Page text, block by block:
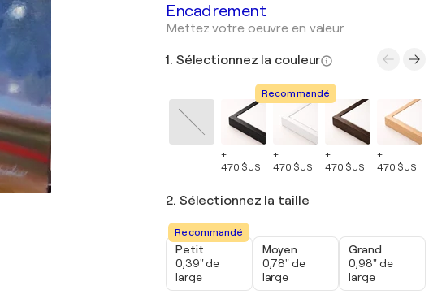
Encadrement
Mettez votre oeuvre en valeur
1. Sélectionnez la couleur
+
470 $US
Recommandé
+
470 $US
+
470 $US
+
470 $US
2. Sélectionnez la taille
Recommandé
Petit
0,39" de
large
Moyen
0,78" de
large
Grand
0,98" de
large